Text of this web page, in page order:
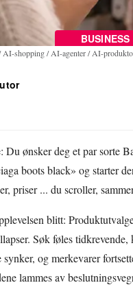
BUSINESS
shopping / AI-agenter / AI-
Du ønsker deg et par sorte
boots black» og starter
priser ... du scroller,
blitt:
Søk føles
synker, og merkevarer
lammes av